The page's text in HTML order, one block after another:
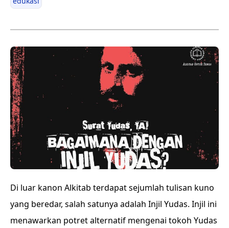
Di luar kanon Alkitab terdapat sejumlah tulisan kuno
yang beredar, salah satunya adalah Injil Yudas. Injil ini
menawarkan potret alternatif mengenai tokoh Yudas